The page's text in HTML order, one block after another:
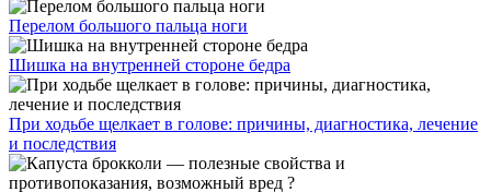
Перелом большого пальца ноги
Шишка на внутренней стороне бедра
При ходьбе щелкает в голове: причины, диагностика, лечение
и последствия